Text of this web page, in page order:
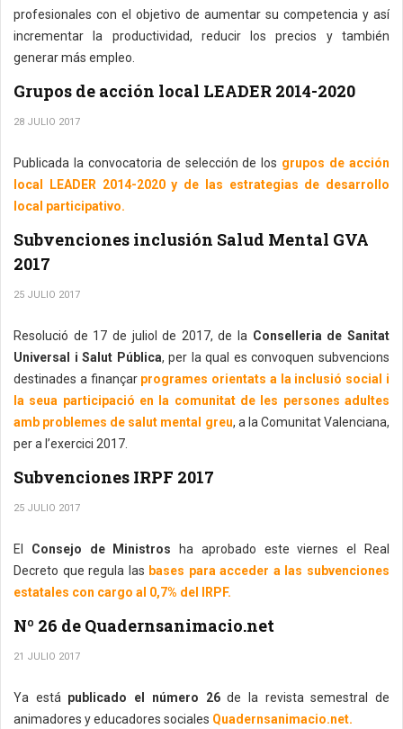
profesionales con el objetivo de aumentar su competencia y así
incrementar la productividad, reducir los precios y también
generar más empleo.
Grupos de acción local LEADER 2014-2020
28 JULIO 2017
Publicada la convocatoria de selección de los grupos de acción
local LEADER 2014-2020 y de las estrategias de desarrollo
local participativo.
Subvenciones inclusión Salud Mental GVA
2017
25 JULIO 2017
Resolució de 17 de juliol de 2017, de la Conselleria de Sanitat
Universal i Salut Pública, per la qual es convoquen subvencions
destinades a finançar programes orientats a la inclusió social i
la seua participació en la comunitat de les persones adultes
amb problemes de salut mental greu, a la Comunitat Valenciana,
per a l’exercici 2017.
Subvenciones IRPF 2017
25 JULIO 2017
El Consejo de Ministros ha aprobado este viernes el Real
Decreto que regula las bases para acceder a las subvenciones
estatales con cargo al 0,7% del IRPF.
Nº 26 de Quadernsanimacio.net
21 JULIO 2017
Ya está publicado el número 26de la revista semestral de
animadores y educadores sociales Quadernsanimacio.net.